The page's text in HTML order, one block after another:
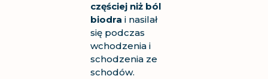
częściej niż ból
biodra i nasilał
się podczas
wchodzenia i
schodzenia ze
schodów.